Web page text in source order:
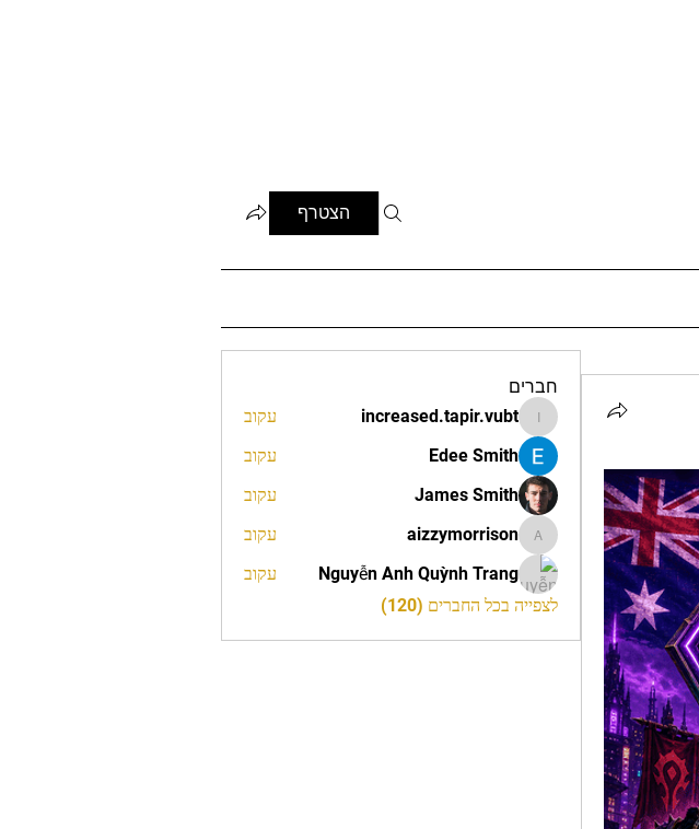
הצטרף
חברים
increased.tapir.vubt
increased.tapir.vubt
עקוב
Edee Smith
עקוב
James Smith
עקוב
aizzymorrison
aizzymorrison
עקוב
Nguyễn Anh Quỳnh Trang
עקוב
לצפייה בכל החברים (120)